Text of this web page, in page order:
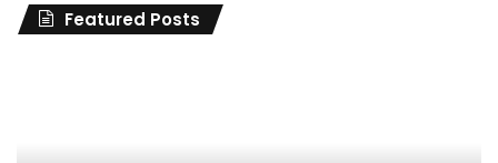
Featured Posts